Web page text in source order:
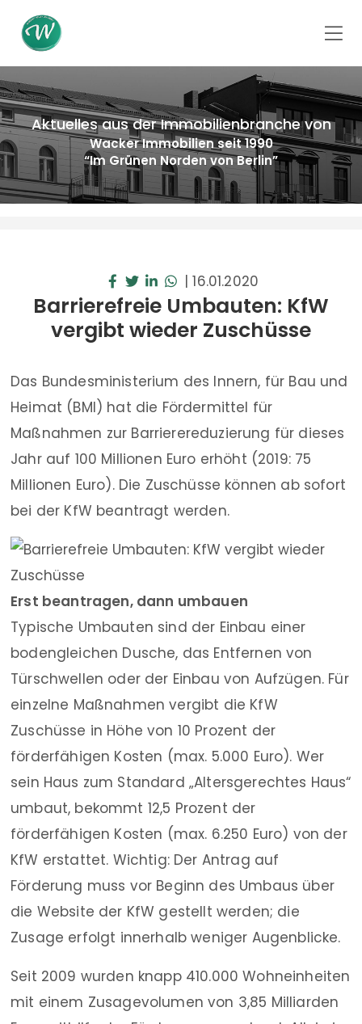
Aktuelles aus der Immobilienbranche von
Wacker Immobilien seit 1990
“Im Grünen Norden von Berlin”
|16.01.2020
Barrierefreie Umbauten: KfW
vergibt wieder Zuschüsse
Das Bundesministerium des Innern, für Bau und
Heimat (BMI) hat die Fördermittel für
Maßnahmen zur Barrierereduzierung für dieses
Jahr auf 100 Millionen Euro erhöht (2019: 75
Millionen Euro). Die Zuschüsse können ab sofort
bei der KfW beantragt werden.
Erst beantragen, dann umbauen
Typische Umbauten sind der Einbau einer
bodengleichen Dusche, das Entfernen von
Türschwellen oder der Einbau von Aufzügen. Für
einzelne Maßnahmen vergibt die KfW
Zuschüsse in Höhe von 10 Prozent der
förderfähigen Kosten (max. 5.000 Euro). Wer
sein Haus zum Standard „Altersgerechtes Haus“
umbaut, bekommt 12,5 Prozent der
förderfähigen Kosten (max. 6.250 Euro) von der
KfW erstattet. Wichtig: Der Antrag auf
Förderung muss vor Beginn des Umbaus über
die Website der KfW gestellt werden; die
Zusage erfolgt innerhalb weniger Augenblicke.
Seit 2009 wurden knapp 410.000 Wohneinheiten
mit einem Zusagevolumen von 3,85 Milliarden